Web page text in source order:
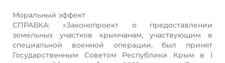
Моральный эффект
СПРАВКА: «Законопроект о предоставлении
земельных участков крымчанам, участвующим в
специальной военной операции, был принят
Государственным Советом Республики Крым в I